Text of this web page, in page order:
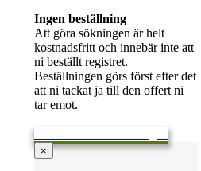
Ingen beställning
Att göra sökningen är helt
kostnadsfritt och innebär inte att
ni beställt registret.
Beställningen görs först efter det
att ni tackat ja till den offert ni
tar emot.
×